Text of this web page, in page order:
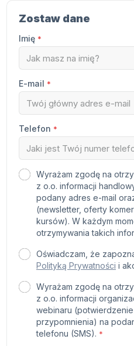
Zostaw dane
Imię *
E-mail *
Telefon *
Wyrażam zgodę na
z o.o. informacji
podany adres e-mail
(newsletter, oferty
kursów). W każdym
otrzymywania takich
Oświadczam, że
Polityką Prywatności i
Wyrażam zgodę na
z o.o. informacji
webinaru
przypomnienia) na
telefonu (SMS). *